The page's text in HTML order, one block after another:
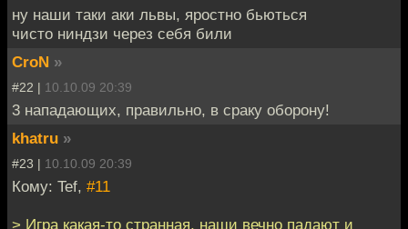
ну наши таки аки львы, яростно бьються
чисто ниндзи через себя били
CroN »
#22 | 10.10.09 20:39
3 нападающих, правильно, в сраку оборону!
khatru »
#23 | 10.10.09 20:39
Кому: Tef, #11
> Игра какая-то странная, наши вечно падают и